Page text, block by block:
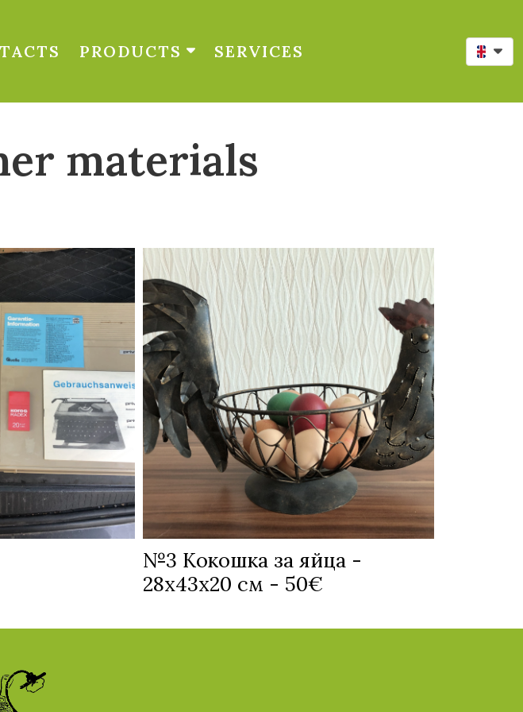
PRODUCTS SERVICES
materials
№3 Кокошка за яйца -
28х43х20 см - 50€